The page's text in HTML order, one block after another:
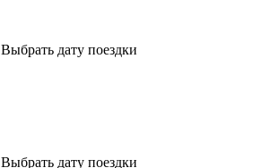
Выбрать дату поездки
Выбрать дату поездки